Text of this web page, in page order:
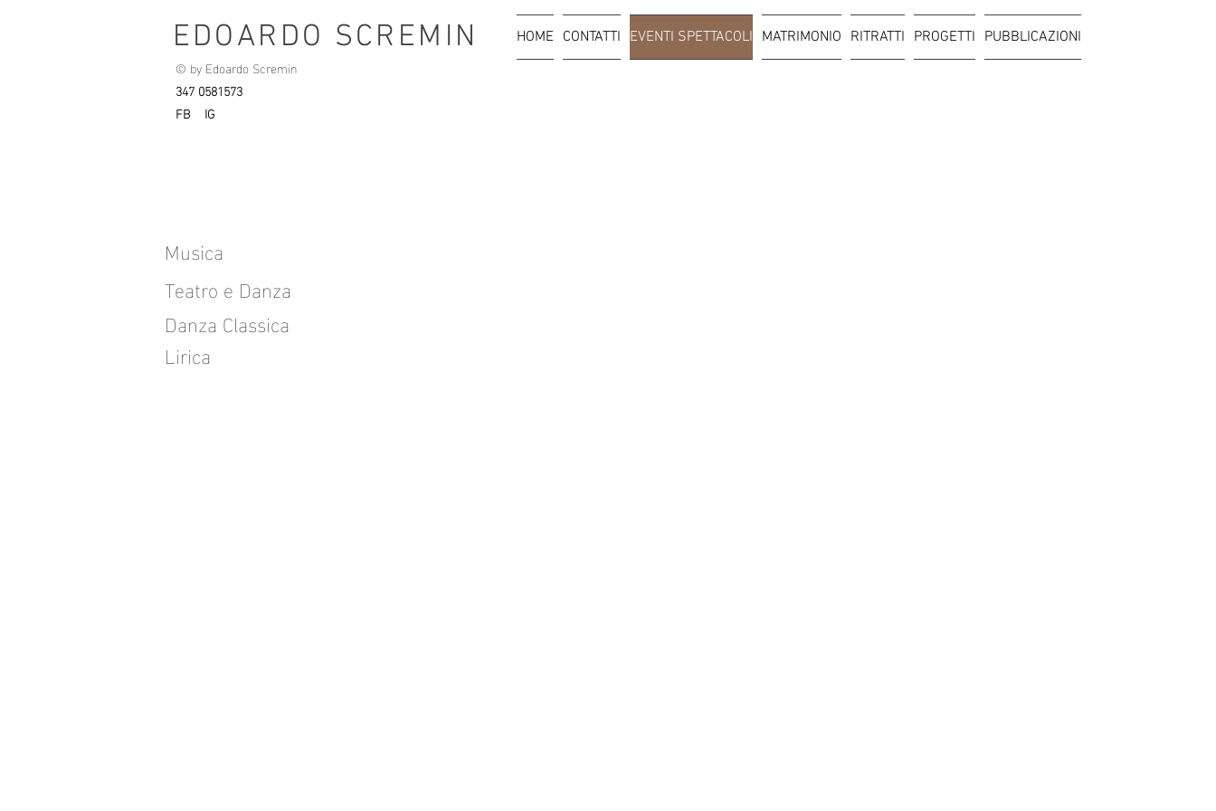
EDOARDO SCREMIN HOME CONTATTI EVENTI SPETTACOLI MATRIMONIO RITRATTI PROGETTI PUBBLICAZIONI
© by Edoardo Scremin
347 0581573
FB
IG
Musica
Teatro e Danza
Danza Classica
Lirica